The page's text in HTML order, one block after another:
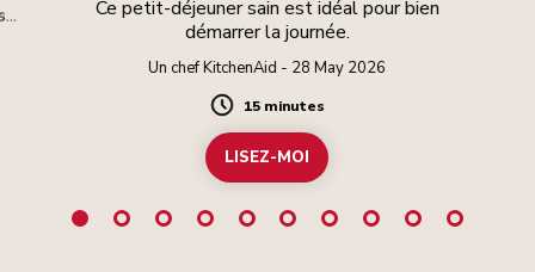
Ce petit-déjeuner sain est idéal pour bien
démarrer la journée.
Un chef KitchenAid - 28 May 2026
Duration
15 minutes
LISEZ-MOI